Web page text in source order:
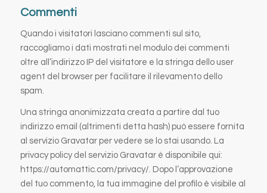
Commenti
Quando i visitatori lasciano commenti sul sito,
raccogliamo i dati mostrati nel modulo dei commenti
oltre all’indirizzo IP del visitatore e la stringa dello user
agent del browser per facilitare il rilevamento dello
spam.
Una stringa anonimizzata creata a partire dal tuo
indirizzo email (altrimenti detta hash) può essere fornita
al servizio Gravatar per vedere se lo stai usando. La
privacy policy del servizio Gravatar è disponibile qui:
https://automattic.com/privacy/. Dopo l’approvazione
del tuo commento, la tua immagine del profilo è visibile al